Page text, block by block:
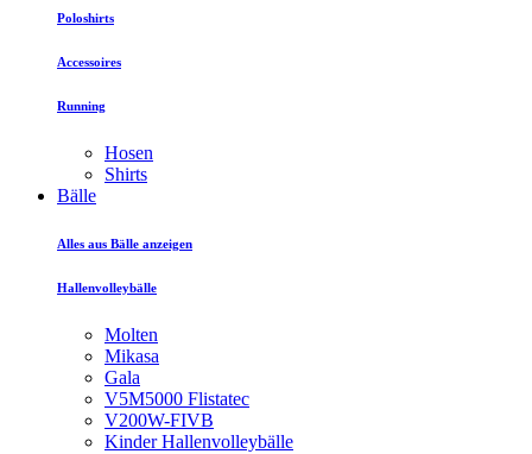
Poloshirts
Accessoires
Running
Hosen
Shirts
Bälle
Alles aus Bälle anzeigen
Hallenvolleybälle
Molten
Mikasa
Gala
V5M5000 Flistatec
V200W-FIVB
Kinder Hallenvolleybälle